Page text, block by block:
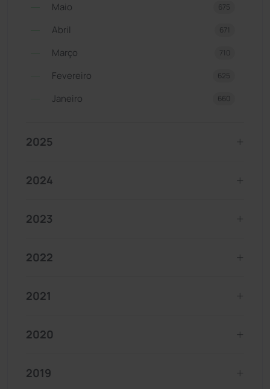
Maio 675
Abril 671
Março 710
Fevereiro 625
Janeiro 660
2025
2024
2023
2022
2021
2020
2019